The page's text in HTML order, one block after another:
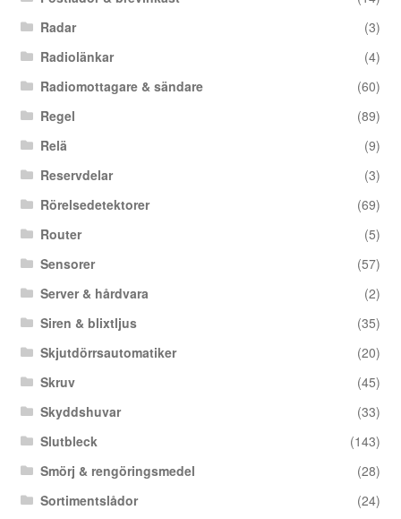
Radar
(3)
Radiolänkar
(4)
Radiomottagare & sändare
(60)
Regel
(89)
Relä
(9)
Reservdelar
(3)
Rörelsedetektorer
(69)
Router
(5)
Sensorer
(57)
Server & hårdvara
(2)
Siren & blixtljus
(35)
Skjutdörrsautomatiker
(20)
Skruv
(45)
Skyddshuvar
(33)
Slutbleck
(143)
Smörj & rengöringsmedel
(28)
Sortimentslådor
(24)